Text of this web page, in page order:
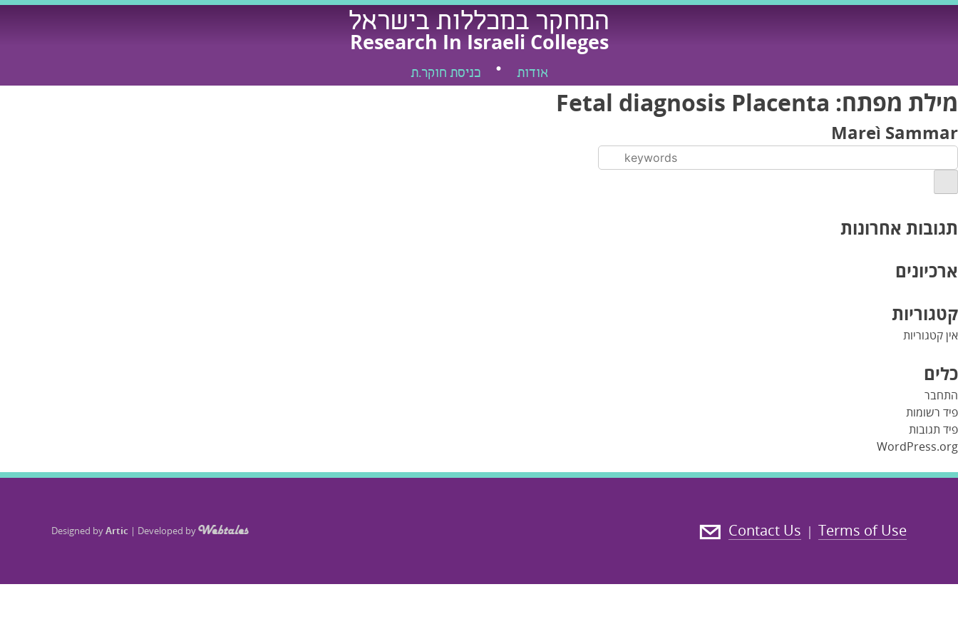
Skip
המחקר במכללות בישראל
Research In Israeli Colleges
אודות כניסת חוקר.ת
מילת מפתח: Fetal diagnosis Placenta
Mareì Sammar
תגובות אחרונות
ארכיונים
קטגוריות
אין קטגוריות
כלים
התחבר
פיד רשומות
פיד תגובות
WordPress.org
Terms of Use
|
Contact Us
Designed byArtic | Developed by